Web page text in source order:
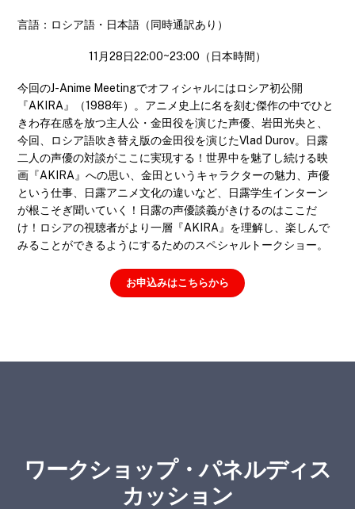
言語：ロシア語・日本語（同時通訳あり）
11月28日22:00~23:00（日本時間）
今回のJ-Anime Meetingでオフィシャルにはロシア初公開
『AKIRA』（1988年）。アニメ史上に名を刻む傑作の中でひと
きわ存在感を放つ主人公・金田役を演じた声優、岩田光央と、
今回、ロシア語吹き替え版の金田役を演じたVlad Durov。日露
二人の声優の対談がここに実現する！世界中を魅了し続ける映
画『AKIRA』への思い、金田というキャラクターの魅力、声優
という仕事、日露アニメ文化の違いなど、日露学生インターン
が根こそぎ聞いていく！日露の声優談義がきけるのはここだ
け！ロシアの視聴者がより一層『AKIRA』を理解し、楽しんで
みることができるようにするためのスペシャルトークショー。
お申込みはこちらから
ワークショップ・パネルディス
カッション